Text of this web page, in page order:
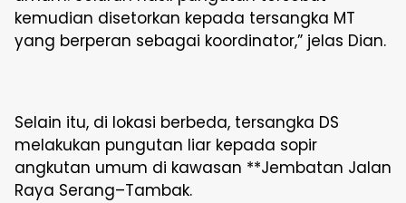
kemudian disetorkan kepada tersangka MT
yang berperan sebagai koordinator,” jelas Dian.
Selain itu, di lokasi berbeda, tersangka DS
melakukan pungutan liar kepada sopir
angkutan umum di kawasan **Jembatan Jalan
Raya Serang–Tambak.